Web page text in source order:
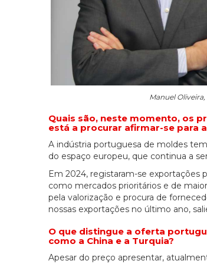
Manuel
Quais são, neste momento, os
está a procurar afirmar-se para
A indústria portuguesa de moldes
do espaço europeu, que continua a
Em 2024, registaram-se exportações
como mercados prioritários e de
pela valorização e procura de
nossas exportações no último ano,
O que distingue a oferta
como a China e a Turquia?
Apesar do preço apresentar,